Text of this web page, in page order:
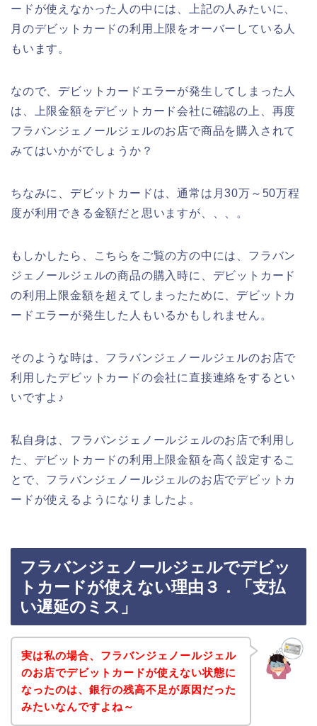
ードが使えなかった人の中には、上記の人みたいに、
月のデビットカードの利用上限をオーバーしている人
もいます。
なので、デビットカードエラーが発生してしまった人
は、上限金額をデビットカード会社に確認の上、再度
フラバンジェノールジェルのお店で商品を購入されて
みてはいかがでしょうか？
ちなみに、デビットカードは、通常は月30万～50万程
度が利用できる金額だと思いますが、、、。
もしかしたら、こちらをご覧の方の中には、フラバン
ジェノールジェルの商品の購入時に、デビットカード
の利用上限金額を超えてしまったために、デビットカ
ードエラーが発生した人もいるかもしれません。
そのような時は、フラバンジェノールジェルのお店で
利用したデビットカードの会社に直接連絡をするとい
いですよ♪
私自身は、フラバンジェノールジェルのお店で利用し
た、デビットカードの利用上限金額を高く設定するこ
とで、フラバンジェノールジェルのお店でデビットカ
ードが使えるようになりましたよ。
フラバンジェノールジェルでデビッ
トカードが使えない理由３．「支払
い遅延のミス」
実は私の場合、フラバンジェノールジェル
のお店でデビットカードが使えない状態に
なったのは、銀行の残高不足が原因だった
みたいなんですよね～